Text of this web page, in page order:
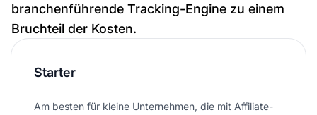
branchenführende Tracking-Engine zu einem
Bruchteil der Kosten.
Starter
Am besten für kleine Unternehmen, die mit Affiliate-